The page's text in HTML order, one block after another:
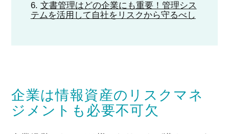
文書管理はどの企業にも重要！管理シス
テムを活用して自社をリスクから守るべし
企業は情報資産のリスクマネ
ジメントも必要不可欠